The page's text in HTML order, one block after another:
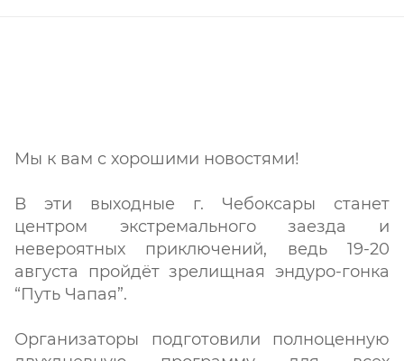
Мы к вам с хорошими новостями!
В эти выходные г. Чебоксары станет
центром экстремального заезда и
невероятных приключений, ведь 19-20
августа пройдёт зрелищная эндуро-гонка
“Путь Чапая”.
Организаторы подготовили полноценную